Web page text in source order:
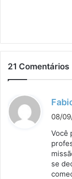
21 Comentários
08/
Você
se